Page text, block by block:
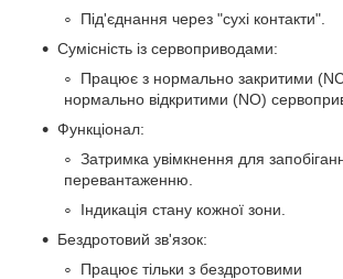
Під'єднання через "сухі контакти".
Сумісність із сервоприводами:
Працює з нормально закритими
нормально відкритими (NO)
Функціонал:
Затримка увімкнення для
перевантаженню.
Індикація стану кожної зони.
Бездротовий зв'язок:
Працює тільки з бездротовими